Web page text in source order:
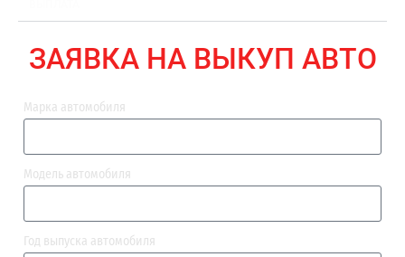
ЗАЯВКА НА ВЫКУП АВТО
Марка автомобиля
Модель автомобиля
Год выпуска автомобиля